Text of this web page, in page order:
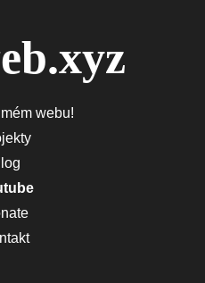
webu!